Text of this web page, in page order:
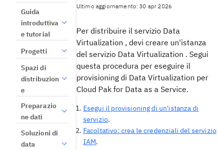
Guida
introduttiva
e tutorial
Progetti
Spazi di
distribuzion
e
Preparazio
ne dati
Soluzioni di
data
Ultimo aggiornamento: 30 apr 2026
Per distribuire il servizio Data
Virtualization , devi creare un'istanza
del servizio Data Virtualization . Segui
questa procedura per eseguire il
provisioning di Data Virtualization per
Cloud Pak for Data as a Service.
Esegui il provisioning di un'istanza di
servizio.
Facoltativo: crea le credenziali del servizio
IAM.